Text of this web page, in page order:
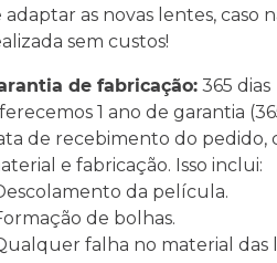
adaptar as novas lentes, caso
sem custos!
de fabricação:365 dias
1 ano de garantia
de recebimento do pedido,
e fabricação. Isso inclui:
da película.
de bolhas.
falha no material das